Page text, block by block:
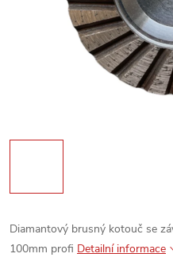
Diamantový brusný kotouč se
100mm profi Detailní informace